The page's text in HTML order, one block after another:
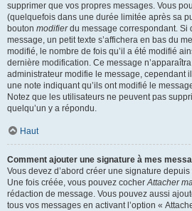
supprimer que vos propres messages. Vous
(quelquefois dans une durée limitée après sa
bouton modifierdu message correspondant. Si
message, un petit texte s’affichera en bas du
modifié, le nombre de fois qu’il a été modifié
dernière modification. Ce message
administrateur modifie le message, cependant
une note indiquant qu’ils ont modifié le
Notez que les utilisateurs ne peuvent pas
quelqu’un y a répondu.
Haut
Comment ajouter une signature à mes
Vous devez d’abord créer une signature
Une fois créée, vous pouvez cocherAttacher
rédaction de message. Vous pouvez aussi
tous vos messages en activant l’option «